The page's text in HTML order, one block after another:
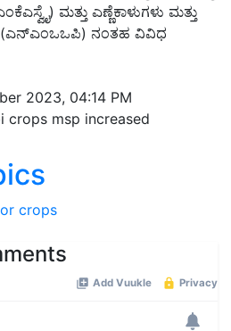
ಮತ್ತು ಎಣ್ಣೆಕಾಳುಗಳು ಮತ್ತು
(ಎನ್ಎಂಒಒಪಿ) ನಂತಹ ವಿವಿಧ
2023, 04:14 PM
crops msp increased
crops